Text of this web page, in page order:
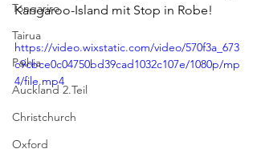
Tongariro
Tairua
Paihia
Auckland 2.Teil
Christchurch
Oxford
Kangaroo-Island mit Stop in Robe!
https://video.wixstatic.com/video/570f3a_673
c9cbce0c04750bd39cad1032c107e/1080p/mp
4/file.mp4